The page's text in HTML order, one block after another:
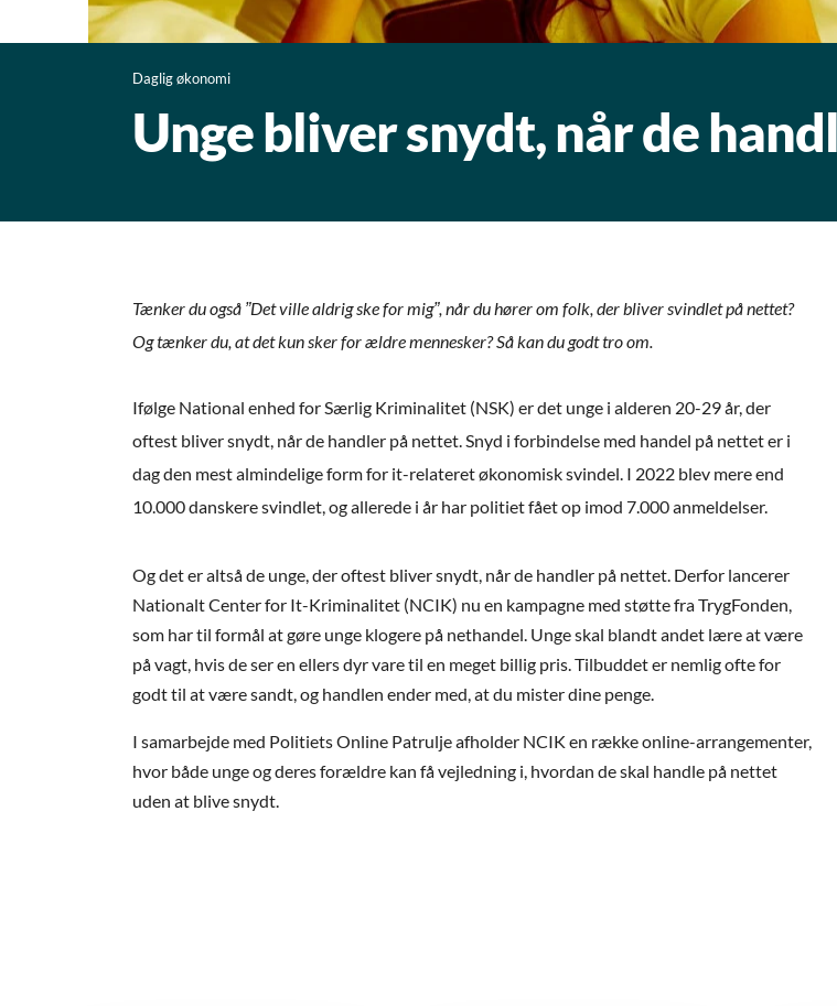
Daglig økonomi
Unge bliver snydt, når de
Tænker du også ”Det ville aldrig ske for mig”, når du hører om folk, der bliver svindlet på nettet?
Og tænker du, at det kun sker for ældre mennesker? Så kan du godt tro om.
Ifølge National enhed for Særlig Kriminalitet (NSK) er det unge i alderen 20-29 år, der
oftest bliver snydt, når de handler på nettet. Snyd i forbindelse med handel på nettet er i
dag den mest almindelige form for it-relateret økonomisk svindel. I 2022 blev mere end
10.000 danskere svindlet, og allerede i år har politiet fået op imod 7.000 anmeldelser.
Og det er altså de unge, der oftest bliver snydt, når de handler på nettet. Derfor lancerer
Nationalt Center for It-Kriminalitet (NCIK) nu en kampagne med støtte fra TrygFonden,
som har til formål at gøre unge klogere på nethandel. Unge skal blandt andet lære at være
på vagt, hvis de ser en ellers dyr vare til en meget billig pris. Tilbuddet er nemlig ofte for
godt til at være sandt, og handlen ender med, at du mister dine penge.
I samarbejde med Politiets Online Patrulje afholder NCIK en række online-arrangementer,
hvor både unge og deres forældre kan få vejledning i, hvordan de skal handle på nettet
uden at blive snydt.